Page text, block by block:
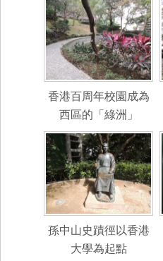
香港百周年校園成為
西區的「綠洲」
孫中山史蹟徑以香港
大學為起點